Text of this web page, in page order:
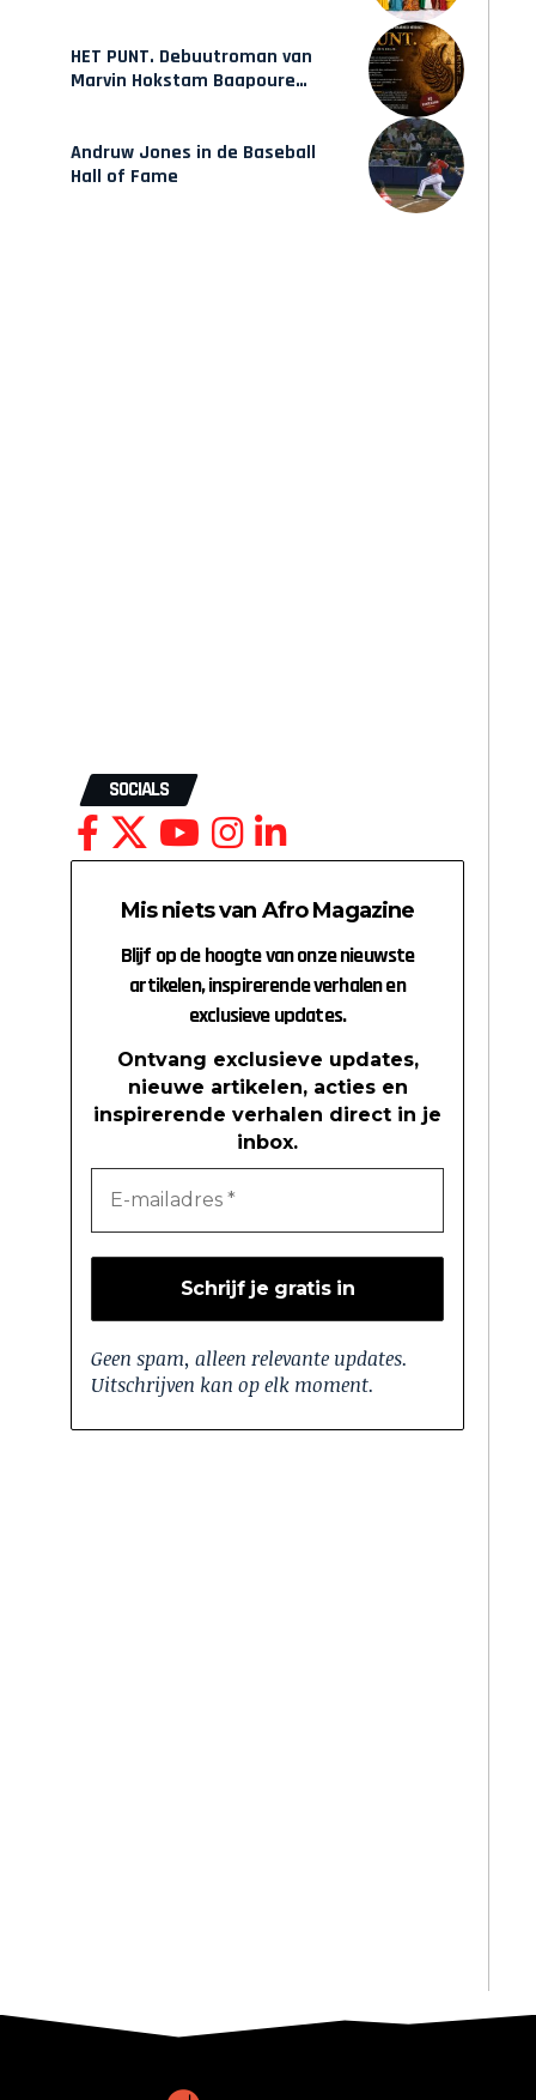
HET PUNT. Debuutroman van
Marvin Hokstam Baapoure
Andruw Jones in de Baseball
Hall of Fame
SOCIALS
Mis niets van Afro Magazine
Blijf op de hoogte van onze nieuwste
artikelen, inspirerende verhalen en
exclusieve updates.
Ontvang exclusieve updates,
nieuwe artikelen, acties en
inspirerende verhalen direct in je
inbox.
Geen spam, alleen relevante updates.
Uitschrijven kan op elk moment.